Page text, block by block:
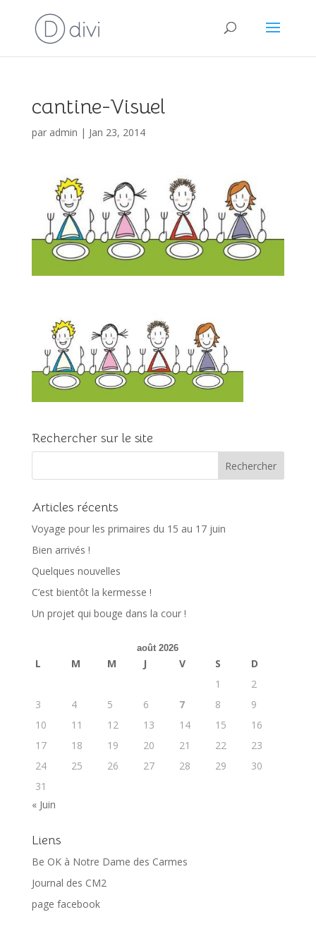
cantine-Visuel
par admin | Jan 23, 2014
Rechercher sur le site
Articles récents
Voyage pour les primaires du 15 au 17 juin
Bien arrivés !
Quelques nouvelles
C’est bientôt la kermesse !
Un projet qui bouge dans la cour !
août 2026
L M M J V S
D
1
2
3
4 5 6 7 8
9
10
11 12 13 14 15
16
17
18 19 20 21 22
23
24
25 26 27 28 29
30
31
« Juin
Liens
Be OK à Notre Dame des Carmes
Journal des CM2
page facebook